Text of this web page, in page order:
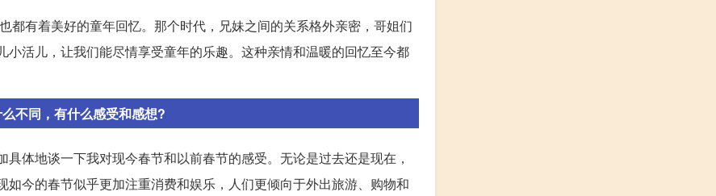
有着美好的童年回忆。那个时代，兄妹之间的关系格外亲密，哥姐们
活儿，让我们能尽情享受童年的乐趣。这种亲情和温暖的回忆至今都
不同，有什么感受和感想?
体地谈一下我对现今春节和以前春节的感受。无论是过去还是现在，
今的春节似乎更加注重消费和娱乐，人们更倾向于外出旅游、购物和